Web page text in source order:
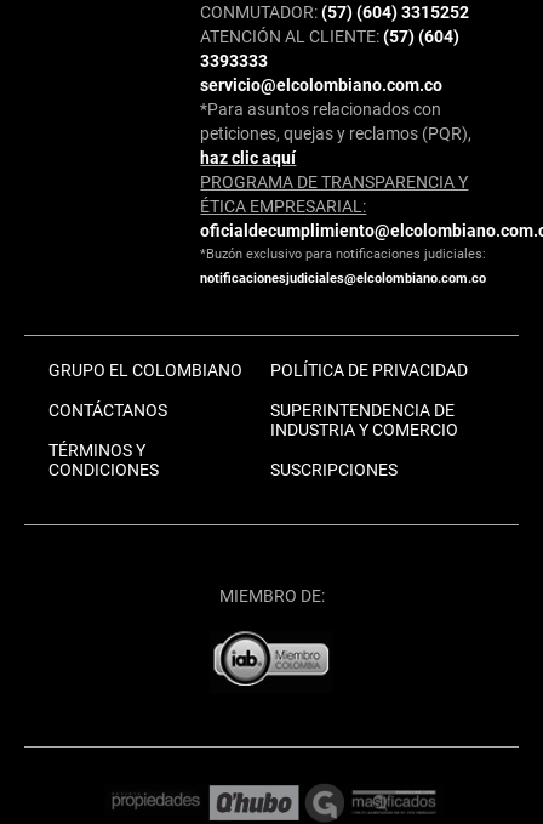
CONMUTADOR:(57) (604) 3315252
ATENCIÓN AL CLIENTE:(57) (604)
3393333
servicio@elcolombiano.com.co
*Para asuntos relacionados con
peticiones, quejas y reclamos (PQR),
haz clic aquí
PROGRAMA DE TRANSPARENCIA Y
ÉTICA EMPRESARIAL:
*Buzón exclusivo para notificaciones judiciales:
notificacionesjudiciales@elcolombiano.com.co
GRUPO EL COLOMBIANO
CONTÁCTANOS
TÉRMINOS Y
CONDICIONES
POLÍTICA DE PRIVACIDAD
SUPERINTENDENCIA DE
INDUSTRIA Y COMERCIO
SUSCRIPCIONES
MIEMBRO DE: